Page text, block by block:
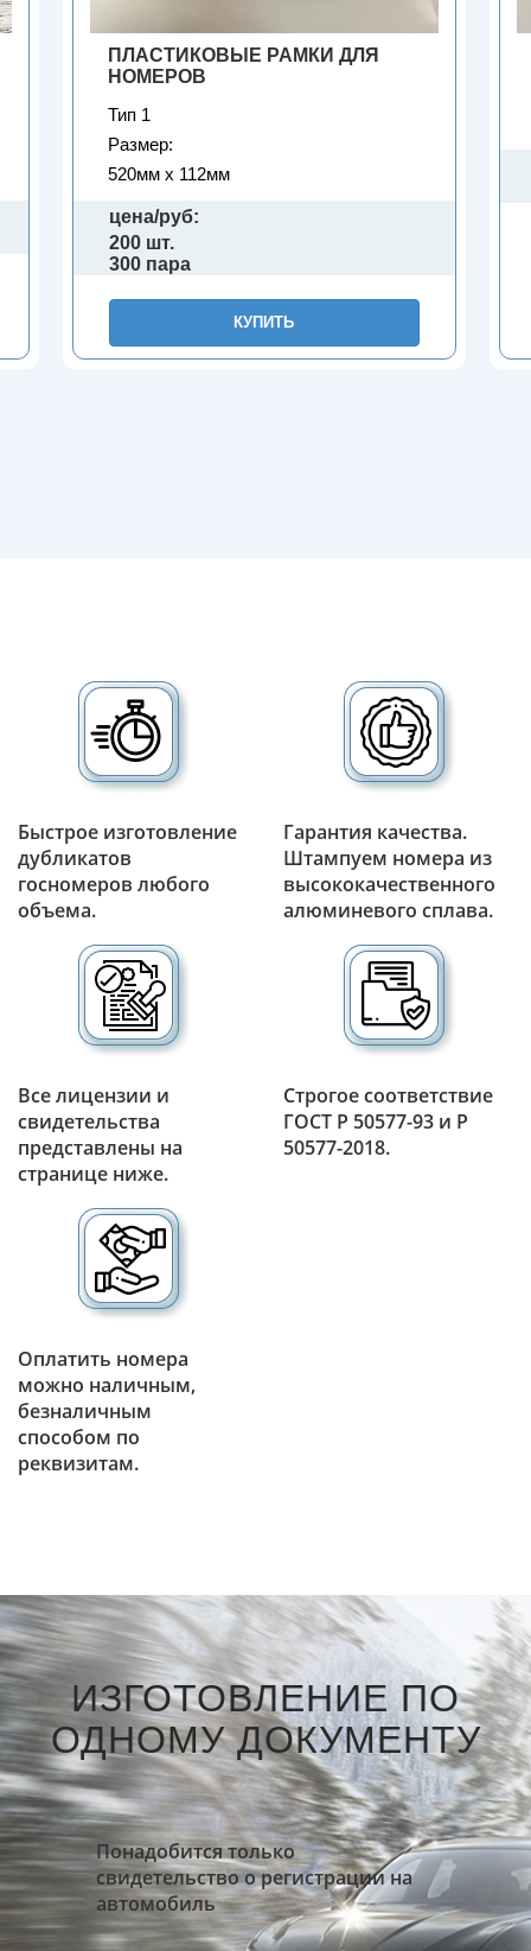
ПЛАСТИКОВЫЕ РАМКИ ДЛЯ
НОМЕРОВ
Тип 1
Размер:
520мм х 112мм
цена/руб:
200 шт.
300 пара
КУПИТЬ
Быстрое изготовление
дубликатов
госномеров любого
объема.
Гарантия качества.
Штампуем номера из
высококачественного
алюминевого сплава.
Все лицензии и
свидетельства
представлены на
странице ниже.
Строгое соответствие
ГОСТ Р 50577-93 и Р
50577-2018.
Оплатить номера
можно наличным,
безналичным
способом по
реквизитам.
ИЗГОТОВЛЕНИЕ ПО
ОДНОМУ ДОКУМЕНТУ
Понадобится только
свидетельство о регистрации на
автомобиль